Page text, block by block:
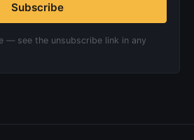
Subscribe
— see the unsubscribe link in any